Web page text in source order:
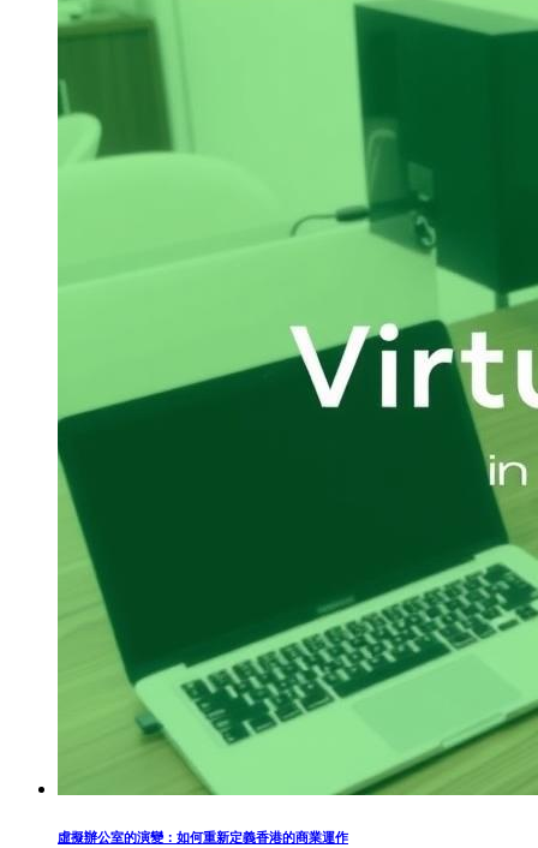
虛擬辦公室的演變：如何重新定義香港的商業運作